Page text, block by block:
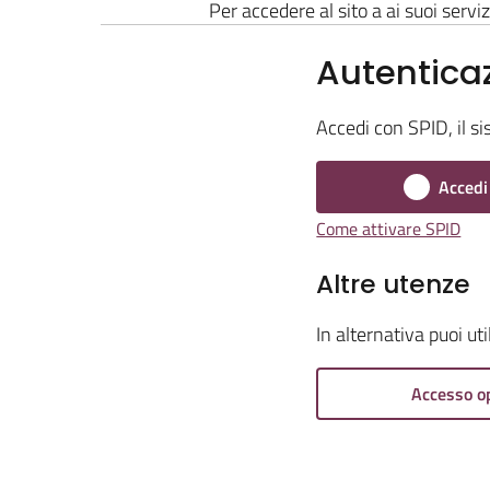
Per accedere al sito a ai suoi
Accedi con SPID, il
Come attivare SPID
Altre utenze
In alternativa puoi
Accesso